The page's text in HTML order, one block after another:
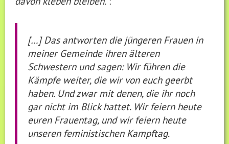
[…] Das antworten die jüngeren Frauen in
meiner Gemeinde ihren älteren
Schwestern und sagen: Wir führen die
Kämpfe weiter, die wir von euch geerbt
haben. Und zwar mit denen, die ihr noch
gar nicht im Blick hattet. Wir feiern heute
euren Frauentag, und wir feiern heute
unseren feministischen Kampftag.